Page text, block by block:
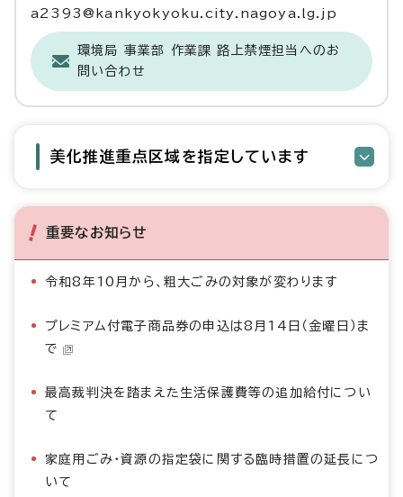
a2393@kankyokyoku.city.nagoya.lg.jp
環境局 事業部 作業課 路上禁煙担当へのお
問い合わせ
美化推進重点区域を指定しています
重要なお知らせ
令和8年10月から、粗大ごみの対象が変わります
プレミアム付電子商品券の申込は8月14日（金曜日）ま
で
最高裁判決を踏まえた生活保護費等の追加給付につい
て
家庭用ごみ・資源の指定袋に関する臨時措置の延長につ
いて